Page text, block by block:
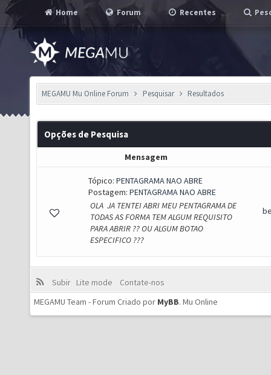
Home Forum Recentes
MEGAMU Mu Online Forum Pesquisar Resultados
Opções de Pesquisa
Mensagem
Tópico: PENTAGRAMA NAO ABRE
Postagem: PENTAGRAMA NAO ABRE
OLA JA TENTEI ABRI MEU PENTAGRAMA DE
TODAS AS FORMA TEM ALGUM REQUISITO
PARA ABRIR ?? OU ALGUM BOTAO
ESPECIFICO ???
Subir Lite mode
Contate-nos
MEGAMU Team - Forum Criado por MyBB. Mu Online